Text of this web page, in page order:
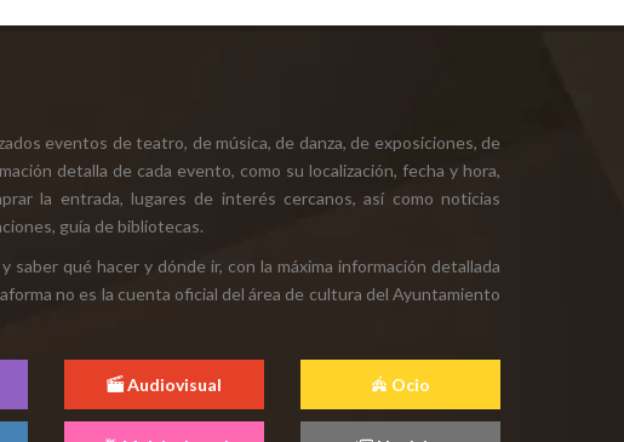
eventos de teatro, de música, de danza, de exposiciones, de
detalla de cada evento, como su localización, fecha y hora,
la entrada, lugares de interés cercanos, así como noticias
guía de bibliotecas.
qué hacer y dónde ir, con la máxima información detallada
no es la cuenta oficial del área de cultura del Ayuntamiento
Audiovisual Ocio